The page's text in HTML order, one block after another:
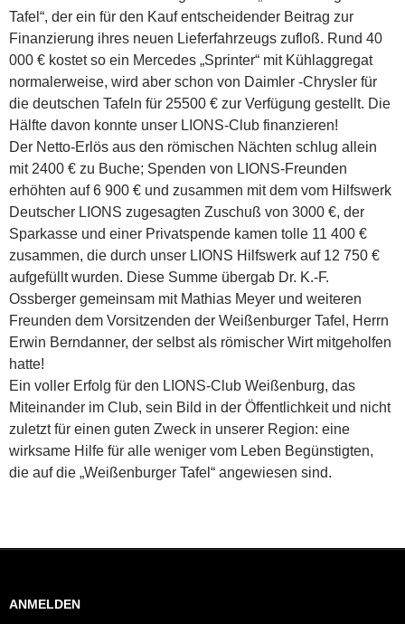
Tafel“, der ein für den Kauf entscheidender Beitrag zur
Finanzierung ihres neuen Lieferfahrzeugs zufloß. Rund 40
000 € kostet so ein Mercedes „Sprinter“ mit Kühlaggregat
normalerweise, wird aber schon von Daimler -Chrysler für
die deutschen Tafeln für 25500 € zur Verfügung gestellt. Die
Hälfte davon konnte unser LIONS-Club finanzieren!
Der Netto-Erlös aus den römischen Nächten schlug allein
mit 2400 € zu Buche; Spenden von LIONS-Freunden
erhöhten auf 6 900 € und zusammen mit dem vom Hilfswerk
Deutscher LIONS zugesagten Zuschuß von 3000 €, der
Sparkasse und einer Privatspende kamen tolle 11 400 €
zusammen, die durch unser LIONS Hilfswerk auf 12 750 €
aufgefüllt wurden. Diese Summe übergab Dr. K.-F.
Ossberger gemeinsam mit Mathias Meyer und weiteren
Freunden dem Vorsitzenden der Weißenburger Tafel, Herrn
Erwin Berndanner, der selbst als römischer Wirt mitgeholfen
hatte!
Ein voller Erfolg für den LIONS-Club Weißenburg, das
Miteinander im Club, sein Bild in der Öffentlichkeit und nicht
zuletzt für einen guten Zweck in unserer Region: eine
wirksame Hilfe für alle weniger vom Leben Begünstigten,
die auf die „Weißenburger Tafel“ angewiesen sind.
ANMELDEN